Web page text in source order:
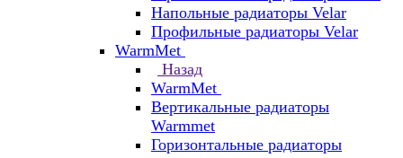
Напольные радиаторы Velar
Профильные радиаторы Velar
WarmMet
Назад
WarmMet
Вертикальные радиаторы
Warmmet
Горизонтальные радиаторы